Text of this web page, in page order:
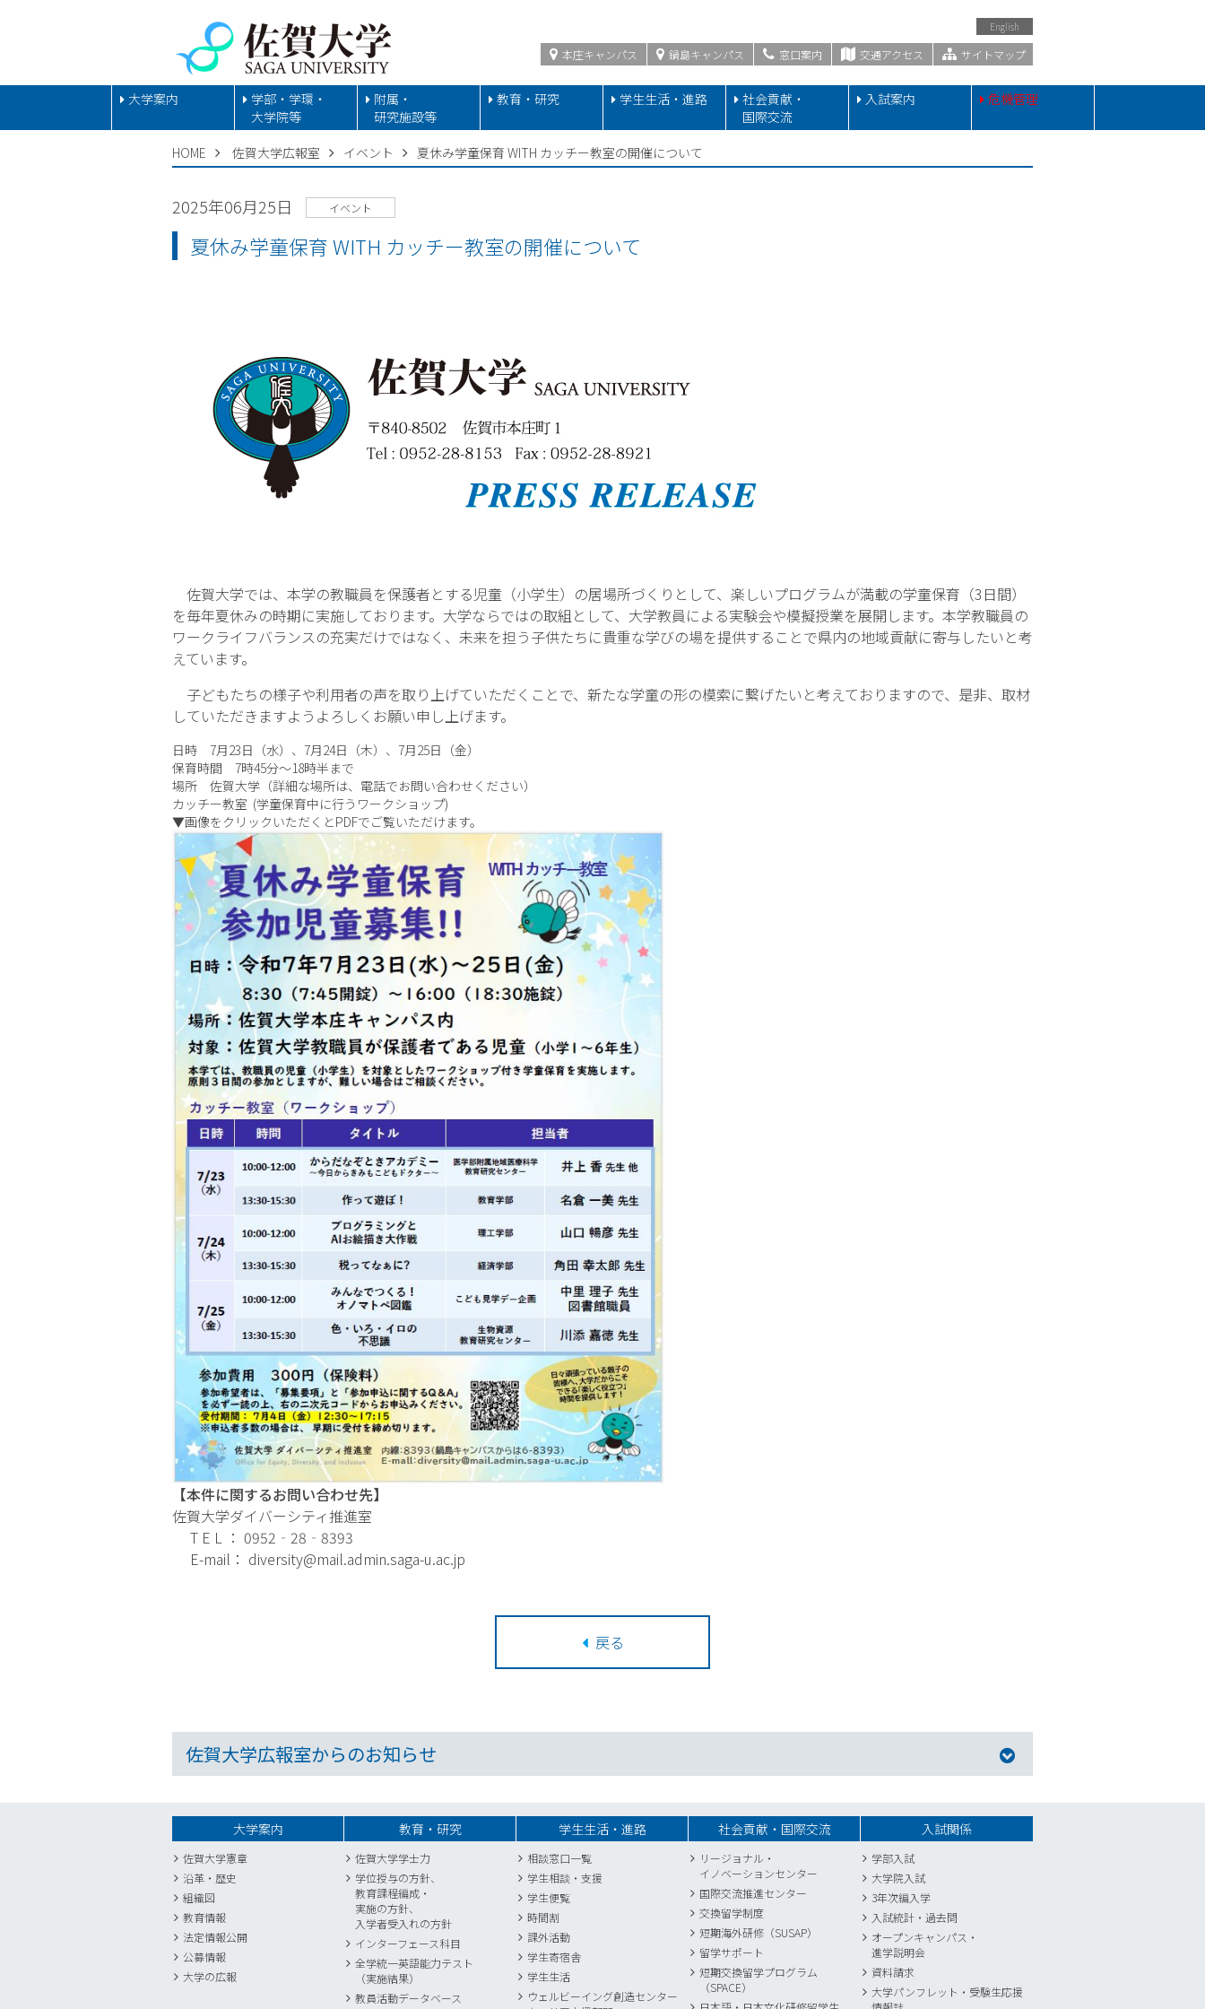
English
本庄キャンパス 鍋島キャンパス 窓口案内 交通アクセス サイトマップ
大学案内
学部・学環・
大学院等
附属・
研究施設等
教育・研究 学生生活・進路
社会貢献・
国際交流
入試案内 危機管理
HOME 佐賀大学広報室 イベント 夏休み学童保育 WITH カッチー教室の開催について
2025年06月25日 イベント
夏休み学童保育 WITH カッチー教室の開催について
佐賀大学では、本学の教職員を保護者とする児童（小学生）の居場所づくりとして、楽しいプログラムが満載の学童保育（3日間）
を毎年夏休みの時期に実施しております。大学ならではの取組として、大学教員による実験会や模擬授業を展開します。本学教職員の
ワークライフバランスの充実だけではなく、未来を担う子供たちに貴重な学びの場を提供することで県内の地域貢献に寄与したいと考
えています。
子どもたちの様子や利用者の声を取り上げていただくことで、新たな学童の形の模索に繋げたいと考えておりますので、是非、取材
していただきますようよろしくお願い申し上げます。
日時 7月23日（水）、7月24日（木）、7月25日（金）
保育時間 7時45分～18時半まで
場所 佐賀大学（詳細な場所は、電話でお問い合わせください）
カッチー教室 (学童保育中に行うワークショップ)
▼画像をクリックいただくとPDFでご覧いただけます。
【本件に関するお問い合わせ先】
佐賀大学ダイバーシティ推進室
T E L ： 0952‐28‐8393
E-mail： diversity@mail.admin.saga-u.ac.jp
戻る
佐賀大学広報室からのお知らせ
大学案内
佐賀大学憲章
沿革・歴史
組織図
教育情報
法定情報公開
公募情報
大学の広報
教育・研究
佐賀大学学士力
学位授与の方針、
教育課程編成・
実施の方針、
入学者受入れの方針
インターフェース科目
全学統一英語能力テスト
（実施結果）
教員活動データベース
学生生活・進路
相談窓口一覧
学生相談・支援
学生便覧
時間割
課外活動
学生寄宿舎
学生生活
ウェルビーイング創造センター
社会貢献・国際交流
リージョナル・
イノベーションセンター
国際交流推進センター
交換留学制度
短期海外研修（SUSAP）
留学サポート
短期交換留学プログラム
（SPACE）
入試関係
学部入試
大学院入試
3年次編入学
入試統計 ・ 過去問
オープンキャンパス・
進学説明会
資料請求
大学パンフレット・受験生応援